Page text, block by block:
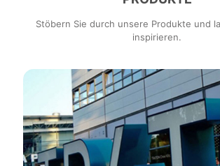
Stöbern Sie durch unsere Produkte und
inspirieren.